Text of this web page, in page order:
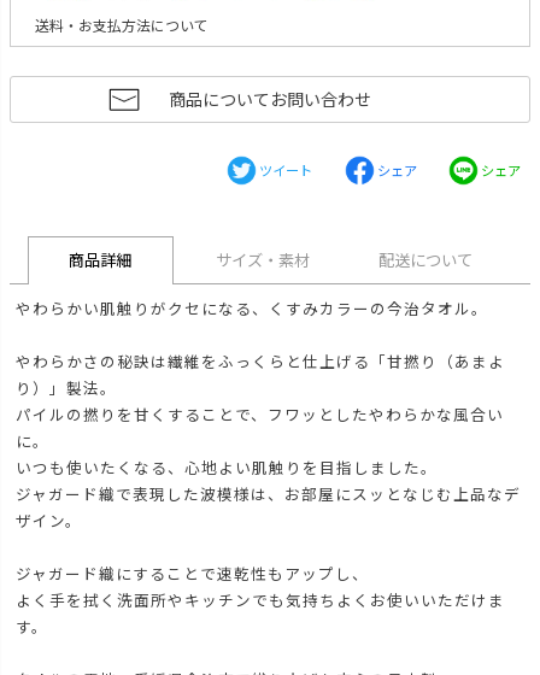
送料・お支払方法について
商品についてお問い合わせ
ツイート シェア シェア
商品詳細 サイズ・素材 配送について
やわらかい肌触りがクセになる、くすみカラーの今治タオル。
やわらかさの秘訣は繊維をふっくらと仕上げる「甘撚り（あまよ
り）」製法。
パイルの撚りを甘くすることで、フワッとしたやわらかな風合い
に。
いつも使いたくなる、心地よい肌触りを目指しました。
ジャガード織で表現した波模様は、お部屋にスッとなじむ上品なデ
ザイン。
ジャガード織にすることで速乾性もアップし、
よく手を拭く洗面所やキッチンでも気持ちよくお使いいただけま
す。